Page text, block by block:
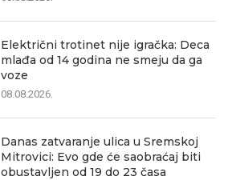
Električni trotinet nije igračka: Deca
mlađa od 14 godina ne smeju da ga
voze
08.08.2026.
Danas zatvaranje ulica u Sremskoj
Mitrovici: Evo gde će saobraćaj biti
obustavljen od 19 do 23 časa